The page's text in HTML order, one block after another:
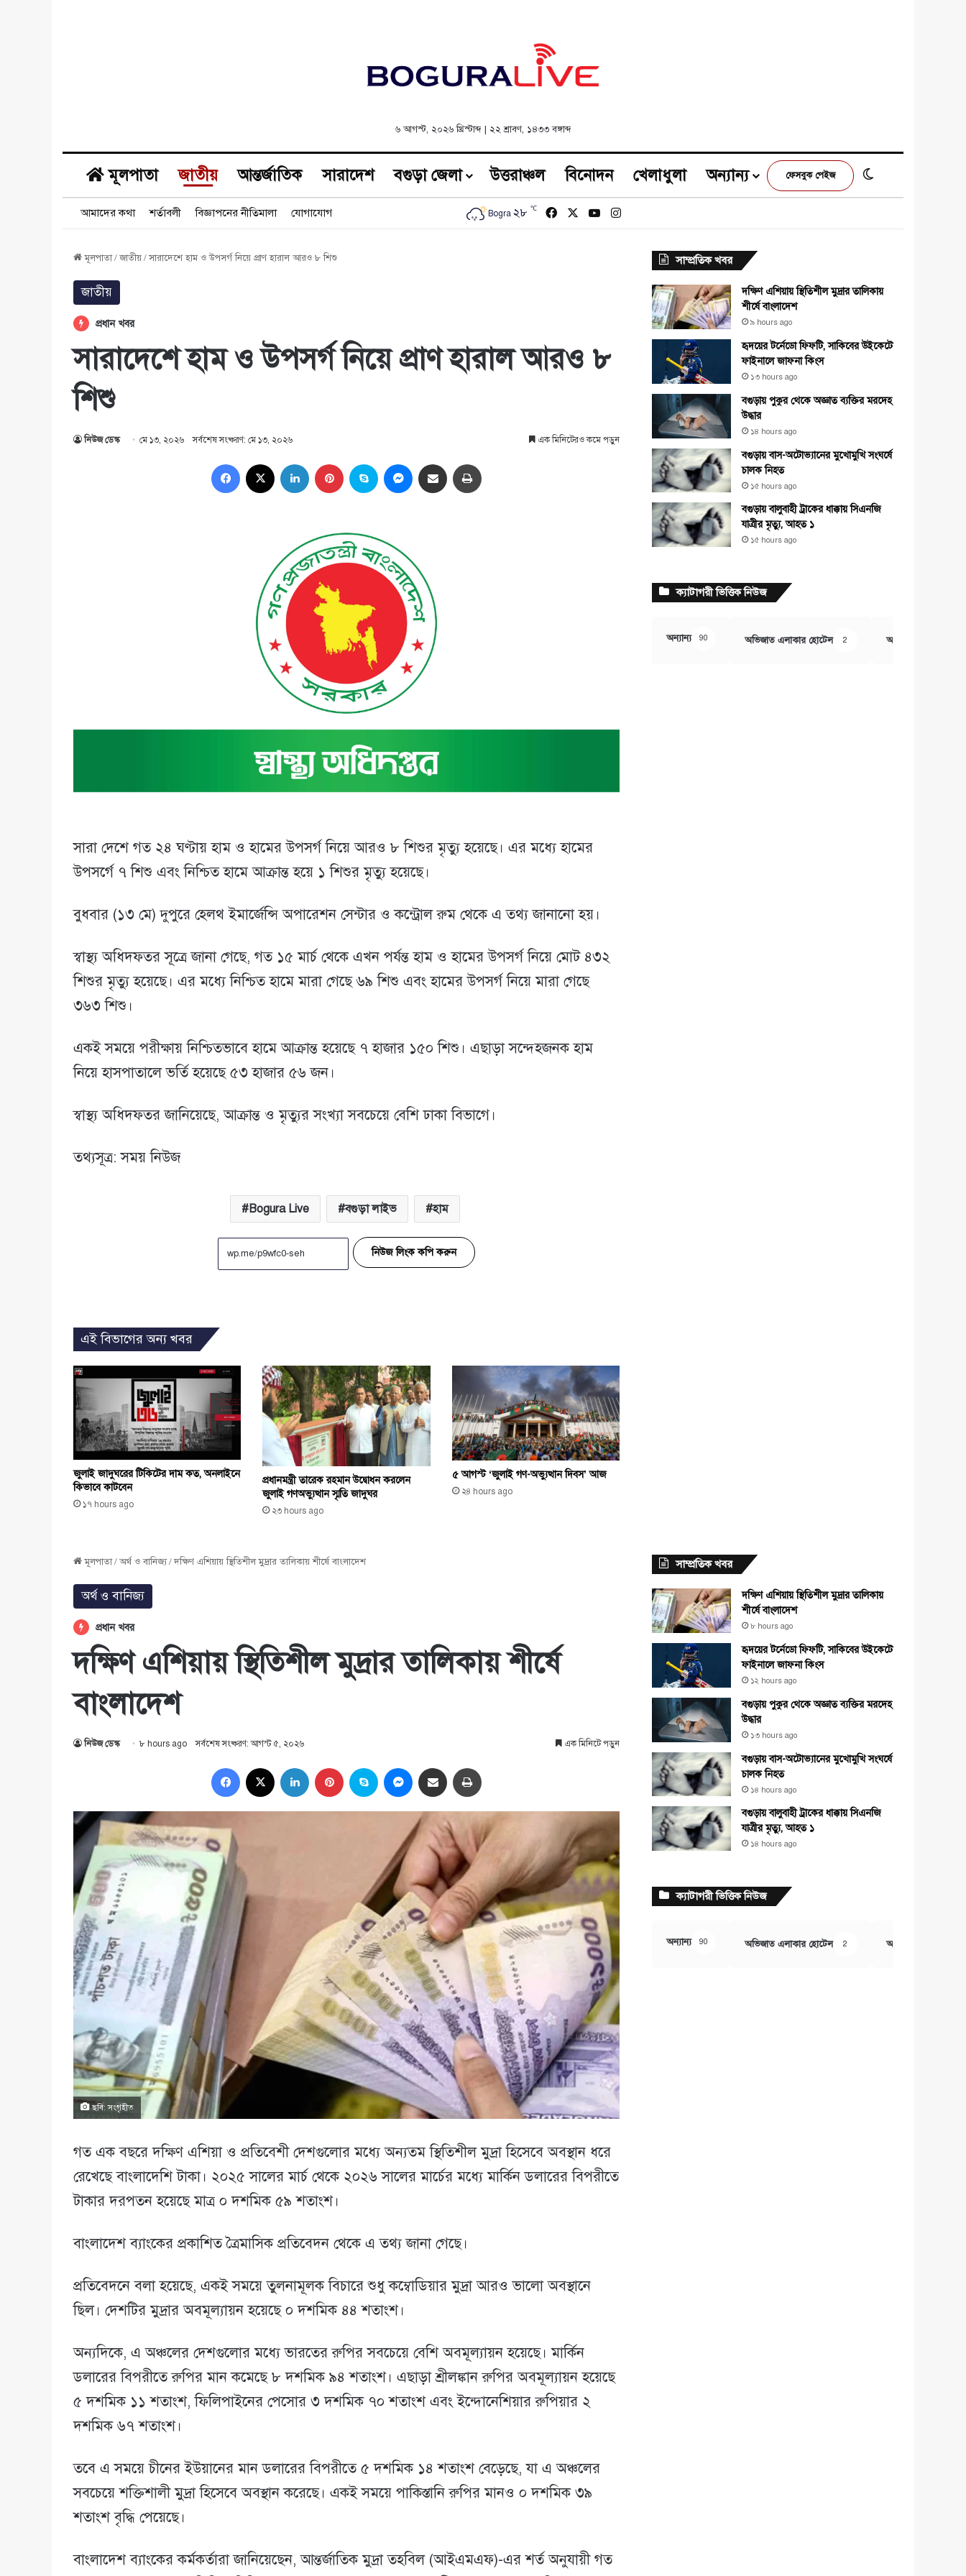
৬ আগস্ট, ২০২৬ খ্রিস্টাব্দ | ২২ শ্রাবণ, ১৪৩৩ বঙ্গাব্দ
মূলপাতা জাতীয় আন্তর্জাতিক সারাদেশ বগুড়া জেলা উত্তরাঞ্চল বিনোদন খেলাধুলা অন্যান্য ফেসবুক পেইজ
আমাদের কথা শর্তাবলী বিজ্ঞাপনের নীতিমালা যোগাযোগ Bogra ২৮ ℃ FacebookYouTubeInstagram
মূলপাতা/জাতীয়/সারাদেশে হাম ও উপসর্গ নিয়ে প্রাণ হারাল আরও ৮ শিশু
জাতীয়
প্রধান খবর
সারাদেশে হাম ও উপসর্গ নিয়ে প্রাণ হারাল আরও ৮
শিশু
নিউজ ডেস্ক মে ১৩, ২০২৬ সর্বশেষ সংষ্করণ: মে ১৩, ২০২৬ এক মিনিটেরও কমে পড়ুন
Facebook LinkedIn Pinterest Skype MessengerShare via Email
সারা দেশে গত ২৪ ঘণ্টায় হাম ও হামের উপসর্গ নিয়ে আরও ৮ শিশুর মৃত্যু হয়েছে। এর মধ্যে হামের
উপসর্গে ৭ শিশু এবং নিশ্চিত হামে আক্রান্ত হয়ে ১ শিশুর মৃত্যু হয়েছে।
বুধবার (১৩ মে) দুপুরে হেলথ ইমার্জেন্সি অপারেশন সেন্টার ও কন্ট্রোল রুম থেকে এ তথ্য জানানো হয়।
স্বাস্থ্য অধিদফতর সূত্রে জানা গেছে, গত ১৫ মার্চ থেকে এখন পর্যন্ত হাম ও হামের উপসর্গ নিয়ে মোট ৪৩২
শিশুর মৃত্যু হয়েছে। এর মধ্যে নিশ্চিত হামে মারা গেছে ৬৯ শিশু এবং হামের উপসর্গ নিয়ে মারা গেছে
৩৬৩ শিশু।
একই সময়ে পরীক্ষায় নিশ্চিতভাবে হামে আক্রান্ত হয়েছে ৭ হাজার ১৫০ শিশু। এছাড়া সন্দেহজনক হাম
নিয়ে হাসপাতালে ভর্তি হয়েছে ৫৩ হাজার ৫৬ জন।
স্বাস্থ্য অধিদফতর জানিয়েছে, আক্রান্ত ও মৃত্যুর সংখ্যা সবচেয়ে বেশি ঢাকা বিভাগে।
তথ্যসূত্র: সময় নিউজ
Bogura Live বগুড়া লাইভ হাম
নিউজ লিংক কপি করুন
এই বিভাগের অন্য খবর
জুলাই জাদুঘরের টিকিটের দাম কত, অনলাইনে
কিভাবে কাটবেন
১৭ hours ago
প্রধানমন্ত্রী তারেক রহমান উদ্বোধন করলেন
জুলাই গণঅভ্যুত্থান স্মৃতি জাদুঘর
২৩ hours ago
৫ আগস্ট ‘জুলাই গণ-অভ্যুত্থান দিবস’ আজ
২৪ hours ago
সাম্প্রতিক খবর
দক্ষিণ এশিয়ায় স্থিতিশীল মুদ্রার তালিকায়
শীর্ষে বাংলাদেশ
৯ hours ago
হৃদয়ের টর্নেডো ফিফটি, সাকিবের উইকেটে
ফাইনালে জাফনা কিংস
১৩ hours ago
বগুড়ায় পুকুর থেকে অজ্ঞাত ব্যক্তির মরদেহ
উদ্ধার
১৪ hours ago
বগুড়ায় বাস-অটোভ্যানের মুখোমুখি সংঘর্ষে
চালক নিহত
১৫ hours ago
বগুড়ায় বালুবাহী ট্রাকের ধাক্কায় সিএনজি
যাত্রীর মৃত্যু, আহত ১
১৫ hours ago
ক্যাটাগরী ভিত্তিক নিউজ
অন্যান্য 90 অভিজাত এলাকার হোটেল 2 অর্থ ও বানিজ্য